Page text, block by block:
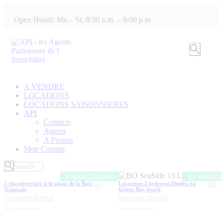
Open Hours: Mn – St, 8:30 a.m. – 6:00 p.m
A VENDRE
LOCATIONS
LOCATIONS SAISONNIERES
API
Contacts
Agents
A Propos
Mon Compte
MINIMALIST DESIGN
2 chambres face à la plage de la Baie
Orientale
MODERN
Luxurious 3 bedroom Duplex on
Orient Bay beach